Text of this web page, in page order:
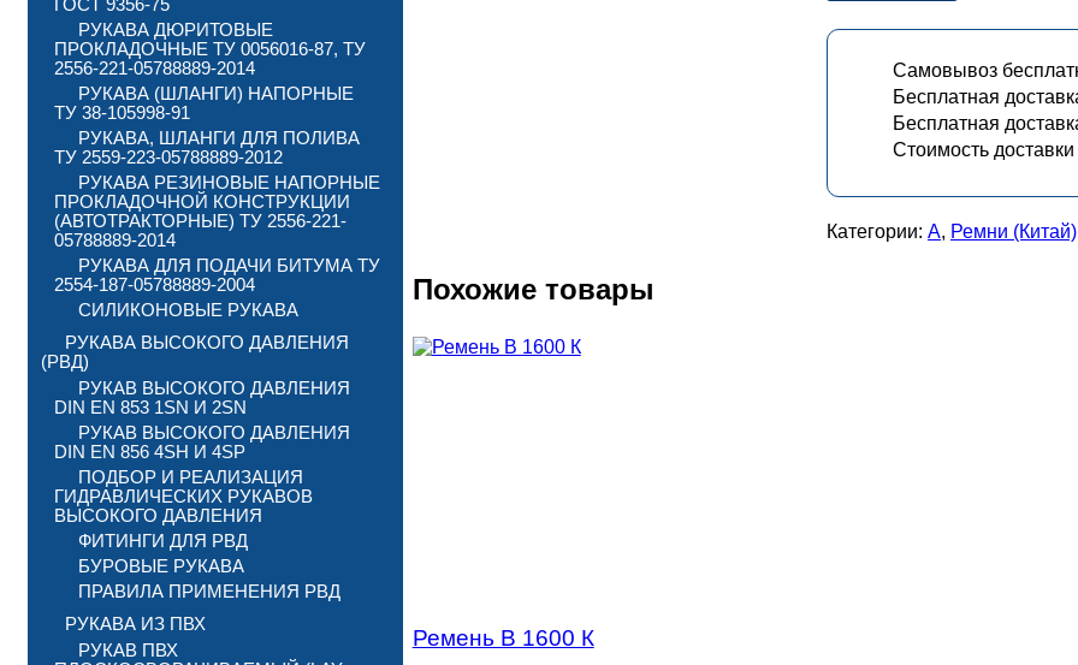
ГОСТ 9356-75
РУКАВА ДЮРИТОВЫЕ
ПРОКЛАДОЧНЫЕ ТУ 0056016-87, ТУ
2556-221-05788889-2014
РУКАВА (ШЛАНГИ) НАПОРНЫЕ
ТУ 38-105998-91
РУКАВА, ШЛАНГИ ДЛЯ ПОЛИВА
ТУ 2559-223-05788889-2012
РУКАВА РЕЗИНОВЫЕ НАПОРНЫЕ
ПРОКЛАДОЧНОЙ КОНСТРУКЦИИ
(АВТОТРАКТОРНЫЕ) ТУ 2556-221-
05788889-2014
РУКАВА ДЛЯ ПОДАЧИ БИТУМА ТУ
2554-187-05788889-2004
СИЛИКОНОВЫЕ РУКАВА
РУКАВА ВЫСОКОГО ДАВЛЕНИЯ
(РВД)
РУКАВ ВЫСОКОГО ДАВЛЕНИЯ
DIN EN 853 1SN И 2SN
РУКАВ ВЫСОКОГО ДАВЛЕНИЯ
DIN EN 856 4SH И 4SP
ПОДБОР И РЕАЛИЗАЦИЯ
ГИДРАВЛИЧЕСКИХ РУКАВОВ
ВЫСОКОГО ДАВЛЕНИЯ
ФИТИНГИ ДЛЯ РВД
БУРОВЫЕ РУКАВА
ПРАВИЛА ПРИМЕНЕНИЯ РВД
РУКАВА ИЗ ПВХ
РУКАВ ПВХ
Самовывоз
Бесплатная
Бесплатная
Стоимость
Категории: А, Ремни (Китай)
Похожие товары
Ремень В 1600 К